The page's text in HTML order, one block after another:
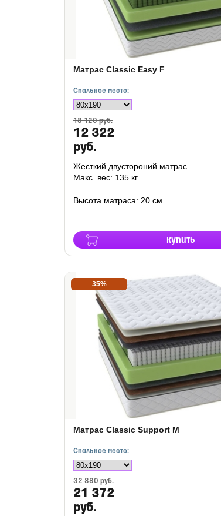
Матрас Classic Easy F
Спальное место:
18 120 руб.
12 322
руб.
купить
Жесткий двустороний матрас.
Макс. вес: 135 кг.
Высота матраса: 20 см.
35%
Матрас Classic Support M
Спальное место:
32 880 руб.
21 372
руб.